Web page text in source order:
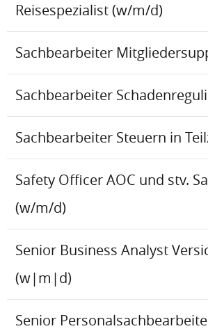
Reisespezialist (w/m/d)
Sachbearbeiter
Sachbearbeiter
Sachbearbeiter Steuern in
Safety Officer AOC und stv.
(w/m/d)
Senior Business Analyst
(w|m|d)
Senior